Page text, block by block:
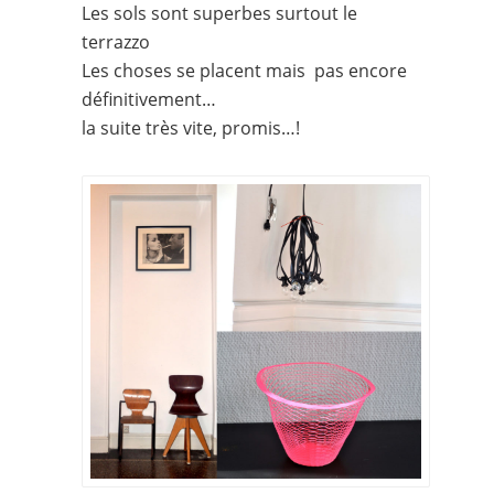
Les sols sont superbes surtout le
terrazzo
Les choses se placent mais pas encore
définitivement…
la suite très vite, promis…!